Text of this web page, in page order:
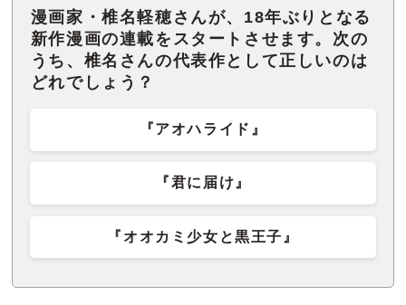
漫画家・椎名軽穂さんが、18年ぶりとなる
新作漫画の連載をスタートさせます。次の
うち、椎名さんの代表作として正しいのは
どれでしょう？
『アオハライド』
『君に届け』
『オオカミ少女と黒王子』